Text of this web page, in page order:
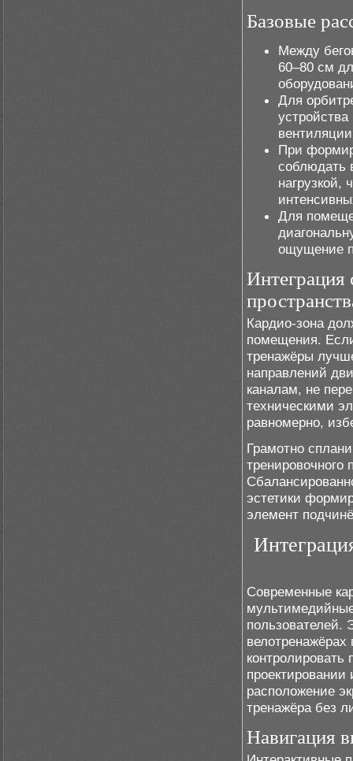
Базовые
Между
60–80 см
Для
При
соблюдать
нагрузкой,
Для
ощущение
Интеграция
Кардио-зона
помещения.
тренажёры
направлений
каналам, не
техническими
равномерно,
Грамотно
тренировочного
эстетики
элемент
Современные
пользователей.
контролировать
проектировании
расположение
тренажёра без
Навигация